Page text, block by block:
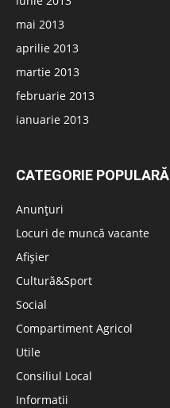
mai 2013
aprilie 2013
martie 2013
februarie 2013
ianuarie 2013
CATEGORIE POPULARĂ
Anunțuri
Locuri de muncă vacante
Afișier
Cultură&Sport
Social
Compartiment Agricol
Utile
Consiliul Local
Informatii